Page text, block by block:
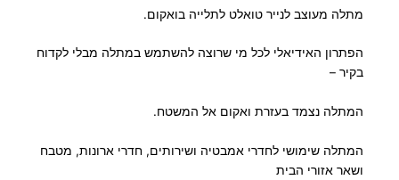
מתלה מעוצב לנייר טואלט לתלייה בואקום.
הפתרון האידיאלי לכל מי שרוצה להשתמש במתלה מבלי לקדוח
בקיר –
המתלה נצמד בעזרת ואקום אל המשטח.
המתלה שימושי לחדרי אמבטיה ושירותים, חדרי ארונות, מטבח
ושאר אזורי הבית